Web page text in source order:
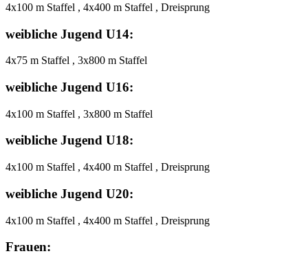
4x100 m Staffel , 4x400 m Staffel , Dreisprung
weibliche Jugend U14:
4x75 m Staffel , 3x800 m Staffel
weibliche Jugend U16:
4x100 m Staffel , 3x800 m Staffel
weibliche Jugend U18:
4x100 m Staffel , 4x400 m Staffel , Dreisprung
weibliche Jugend U20:
4x100 m Staffel , 4x400 m Staffel , Dreisprung
Frauen: